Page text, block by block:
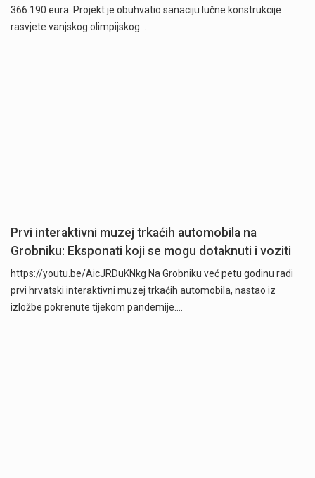
366.190 eura. Projekt je obuhvatio sanaciju lučne konstrukcije
rasvjete vanjskog olimpijskog…
Prvi interaktivni muzej trkaćih automobila na
Grobniku: Eksponati koji se mogu dotaknuti i voziti
https://youtu.be/AicJRDuKNkg Na Grobniku već petu godinu radi
prvi hrvatski interaktivni muzej trkaćih automobila, nastao iz
izložbe pokrenute tijekom pandemije.…